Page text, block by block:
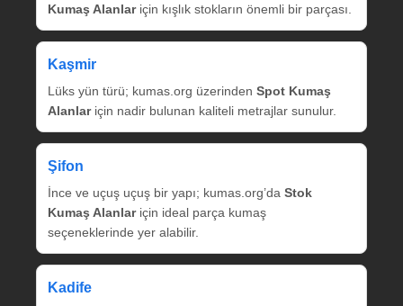
Kumaş Alanlariçin kışlık stokların önemli bir parçası.
Kaşmir
Lüks yün türü; kumas.org üzerinden Spot Kumaş
Alanlariçin nadir bulunan kaliteli metrajlar sunulur.
Şifon
İnce ve uçuş uçuş bir yapı; kumas.org’da Stok
Kumaş Alanlariçin ideal parça kumaş
seçeneklerinde yer alabilir.
Kadife